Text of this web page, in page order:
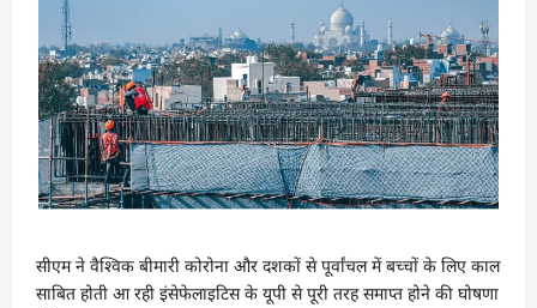
सीएम ने वैश्विक बीमारी कोरोना और दशकों से पूर्वांचल में बच्चों के लिए काल
साबित होती आ रही इंसेफेलाइटिस के यूपी से पूरी तरह समाप्त होने की घोषणा